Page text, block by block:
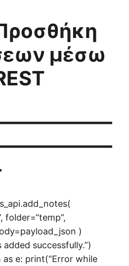
μέσω
folder=“temp”,
)
successfully.”)
e: print(“Error while